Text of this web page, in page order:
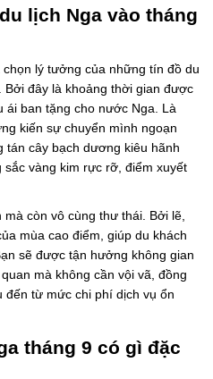
lịch Nga vào tháng
lý tưởng của những tín đồ du
Bởi đây là khoảng thời gian được
ái ban tặng cho nước Nga. Là
kiến sự chuyển mình ngoạn
tán cây bạch dương kiêu hãnh
vàng kim rực rỡ, điểm xuyết
còn vô cùng thư thái. Bởi lẽ,
mùa cao điểm, giúp du khách
sẽ được tận hưởng không gian
mà không cần vội vã, đồng
từ mức chi phí dịch vụ ổn
tháng 9 có gì đặc